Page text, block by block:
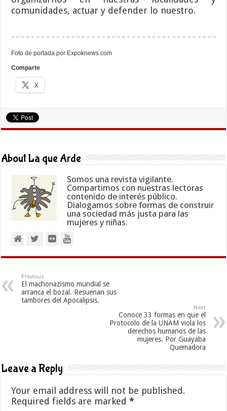
comunidades, actuar y defender lo nuestro.
Foto de portada por Expoknews.com
Comparte
X
About La que Arde
Somos una revista vigilante.
Compartimos con nuestras lectoras
contenido de interés público.
Dialogamos sobre formas de construir
una sociedad más justa para las
mujeres y niñas.
Previous
El machonazismo mundial se
arranca el bozal. Resuenan sus
tambores del Apocalipsis.
Next
Conoce 33 formas en que el
Protocolo de la UNAM viola los
derechos humanos de las
mujeres. Por Guayaba
Quemadora
Leave a Reply
Your email address will not be published.
Required fields are marked*